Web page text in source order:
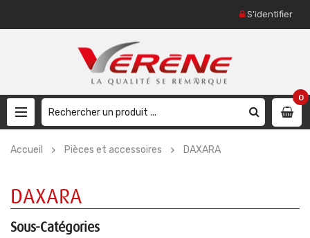
S'identifier
0
Accueil Pièces et accessoires DAXARA
DAXARA
Sous-Catégories